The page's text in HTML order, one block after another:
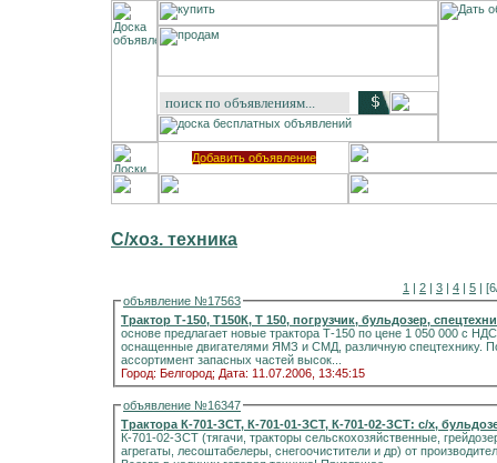
Добавить объявление
С/хоз. техника
1 | 2 | 3 | 4 | 5 |
объявление №17563
Трактор Т-150, Т150К, Т 150, погрузчик, бульдозер,
основе предлагает новые трактора Т-150 по цене 1 050 000 с
оснащенные двигателями ЯМЗ и СМД, различную спецтехнику.
ассортимент запасных частей высок...
Город: Белгород; Дата: 11.07.2006, 13:45:15
объявление №16347
К-701-02-ЗСТ (тягачи, тракторы сельскохозяйственные,
агрегаты, лесоштабелеры, снегоочистители и др) от